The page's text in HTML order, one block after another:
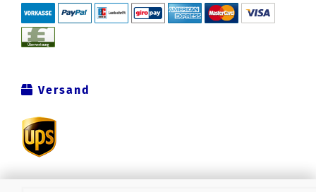
Versand